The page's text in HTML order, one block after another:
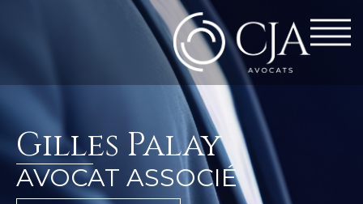
Gilles Palay
AVOCAT ASSOCIÉ